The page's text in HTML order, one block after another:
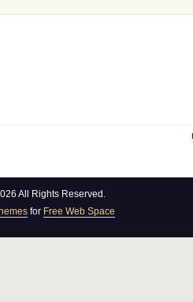
All Rights Reserved.
for Free Web Space